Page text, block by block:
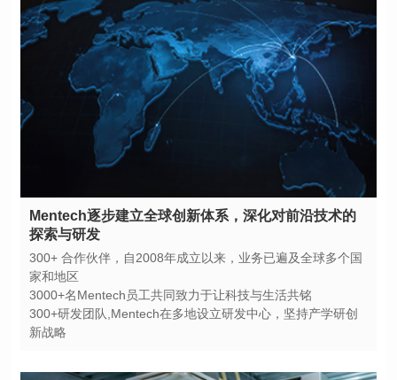
探索与研发
家和地区
3000+名Mentech员工共同致力于让科技与生活共铭
新战略